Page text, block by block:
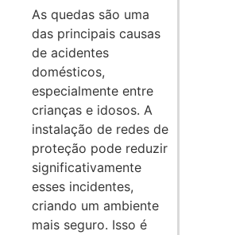
As quedas são uma
das principais causas
de acidentes
domésticos,
especialmente entre
crianças e idosos. A
instalação de redes de
proteção pode reduzir
significativamente
esses incidentes,
criando um ambiente
mais seguro. Isso é